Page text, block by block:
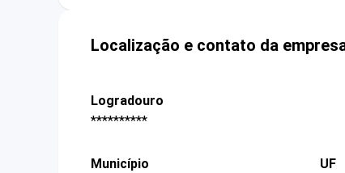
Localização e contato da
Logradouro
**********
Município
UF